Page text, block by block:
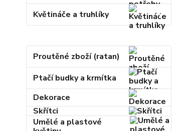
Květináče a truhlíky
Proutěné zboží (ratan)
Ptačí budky a krmítka
Dekorace
Skřítci
Umělé a plastové